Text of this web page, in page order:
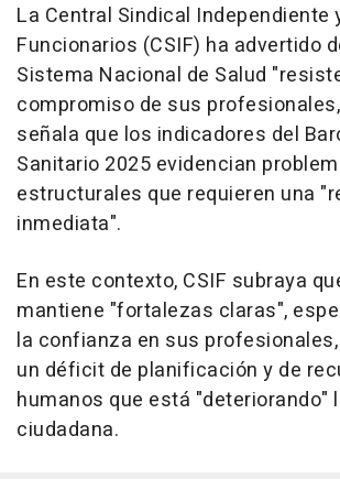
La Central Sindical Independiente
Funcionarios (CSIF) ha advertido
Sistema Nacional de Salud
compromiso de sus
señala que los indicadores del
Sanitario 2025 evidencian
estructurales que requieren una
inmediata".
En este contexto, CSIF subraya
mantiene "fortalezas claras",
la confianza en sus
un déficit de planificación y de
humanos que está "deteriorando"
ciudadana.